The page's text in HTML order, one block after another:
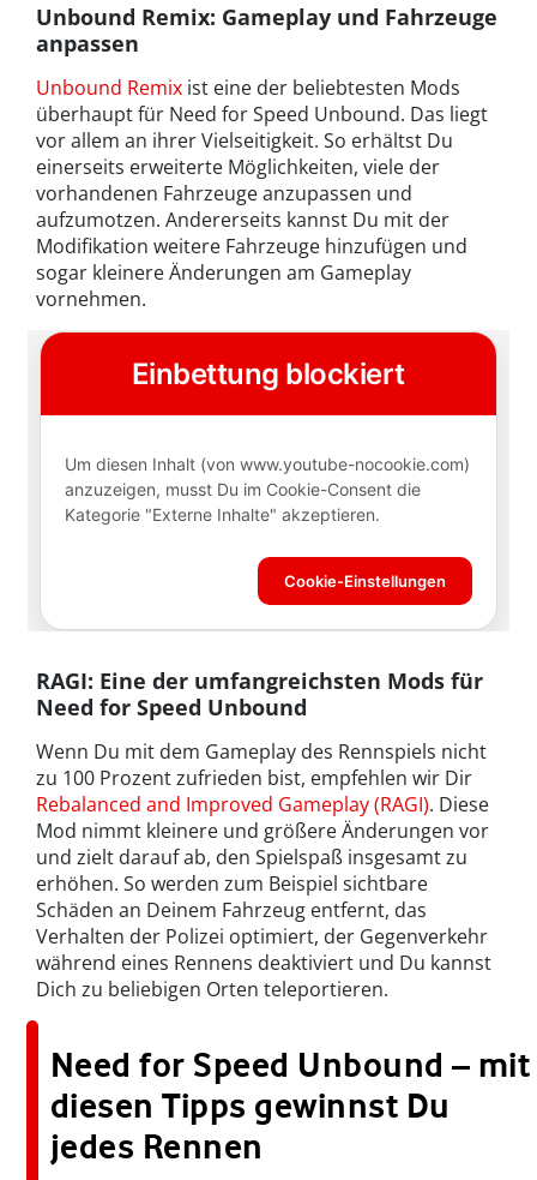
Unbound Remix: Gameplay und Fahrzeuge
anpassen
Unbound Remix ist eine der beliebtesten Mods
überhaupt für Need for Speed Unbound. Das liegt
vor allem an ihrer Vielseitigkeit. So erhältst Du
einerseits erweiterte Möglichkeiten, viele der
vorhandenen Fahrzeuge anzupassen und
aufzumotzen. Andererseits kannst Du mit der
Modifikation weitere Fahrzeuge hinzufügen und
sogar kleinere Änderungen am Gameplay
vornehmen.
RAGI: Eine der umfangreichsten Mods für
Need for Speed Unbound
Wenn Du mit dem Gameplay des Rennspiels nicht
zu 100 Prozent zufrieden bist, empfehlen wir Dir
Rebalanced and Improved Gameplay (RAGI). Diese
Mod nimmt kleinere und größere Änderungen vor
und zielt darauf ab, den Spielspaß insgesamt zu
erhöhen. So werden zum Beispiel sichtbare
Schäden an Deinem Fahrzeug entfernt, das
Verhalten der Polizei optimiert, der Gegenverkehr
während eines Rennens deaktiviert und Du kannst
Dich zu beliebigen Orten teleportieren.
Need for Speed Unbound – mit
diesen Tipps gewinnst Du
jedes Rennen